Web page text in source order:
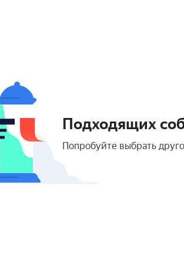
Подходящих
Попробуйте выбрать